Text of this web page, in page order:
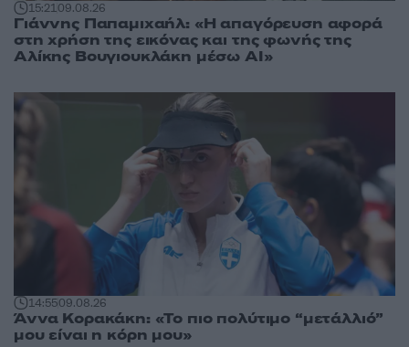
15:2109.08.26
Γιάννης Παπαμιχαήλ: «Η απαγόρευση αφορά
στη χρήση της εικόνας και της φωνής της
Αλίκης Βουγιουκλάκη μέσω AI»
14:5509.08.26
Άννα Κορακάκη: «Το πιο πολύτιμο “μετάλλιό”
μου είναι η κόρη μου»